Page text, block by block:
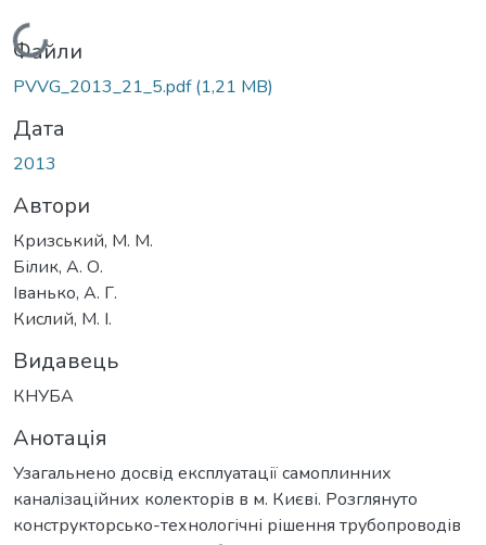
Вантажиться...
Файли
PVVG_2013_21_5.pdf(1,21 MB)
Дата
2013
Автори
Кризський, М. М.
Білик, А. О.
Іванько, А. Г.
Кислий, М. І.
Видавець
КНУБА
Анотація
Узагальнено досвід експлуатації самоплинних
каналізаційних колекторів в м. Києві. Розглянуто
конструкторсько-технологічні рішення трубопроводів